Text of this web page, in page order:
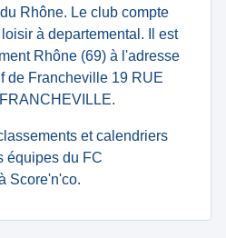
Rhône. Le club compte
à departemental. Il est
Rhône (69) à l'adresse
de Francheville 19 RUE
et calendriers
équipes du FC
Score'n'co.